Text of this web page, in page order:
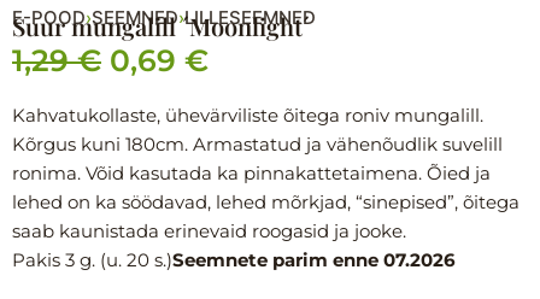
E-POOD›SEEMNED›LILLESEEMNED
Suur mungalill ´Moonlight´
1,29€ Algne
hind
oli:
1,29 €.
0,69 €Praegune
hind
on:
0,69 €.
Kahvatukollaste, ühevärviliste õitega roniv mungalill.
Kõrgus kuni 180cm. Armastatud ja vähenõudlik suvelill
ronima. Võid kasutada ka pinnakattetaimena. Õied ja
lehed on ka söödavad, lehed mõrkjad, “sinepised”, õitega
saab kaunistada erinevaid roogasid ja jooke.
Pakis 3 g. (u. 20 s.)Seemnete parim enne 07.2026